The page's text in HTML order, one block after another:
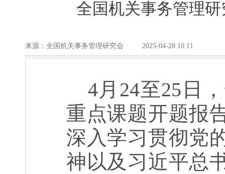
全国机关事务管理
来源：全国机关事务管理研究会 2025-04-28 10:11
4月 24至25 日
重点课题开题报
深入学习贯彻党
神以及习近平总